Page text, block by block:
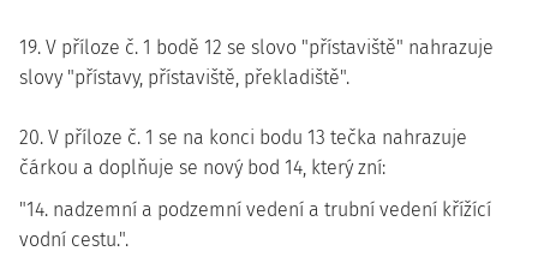
19. V příloze č. 1 bodě 12 se slovo "přístaviště" nahrazuje
slovy "přístavy, přístaviště, překladiště".
20. V příloze č. 1 se na konci bodu 13 tečka nahrazuje
čárkou a doplňuje se nový bod 14, který zní:
"14. nadzemní a podzemní vedení a trubní vedení křížící
vodní cestu.".